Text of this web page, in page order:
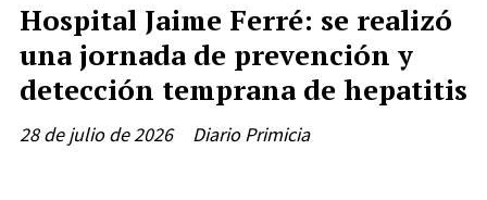
Hospital Jaime Ferré: se realizó
una jornada de prevención y
detección temprana de hepatitis
Diario Primicia
28 de julio de 2026